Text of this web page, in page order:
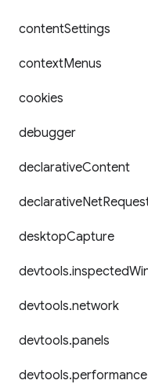
contentSettings
contextMenus
cookies
debugger
declarativeContent
declarativeNet
desktopCapture
devtools.inspected
devtools.network
devtools.panels
devtools.performance